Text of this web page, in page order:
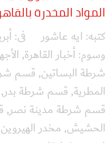
المواد المخدرة
كتبه: ايه عاشور فى:
وسوم:أخبار القاهرة,
شرطة البساتين, قسم
المطرية, قسم شرطة بدر,
قسم شرطة مدينة نصر,
الحشيش, مخدر الهيروين